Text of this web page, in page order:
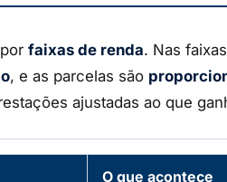
faixas de renda. Nas
, e as parcelas são
ajustadas ao que
O que acontece